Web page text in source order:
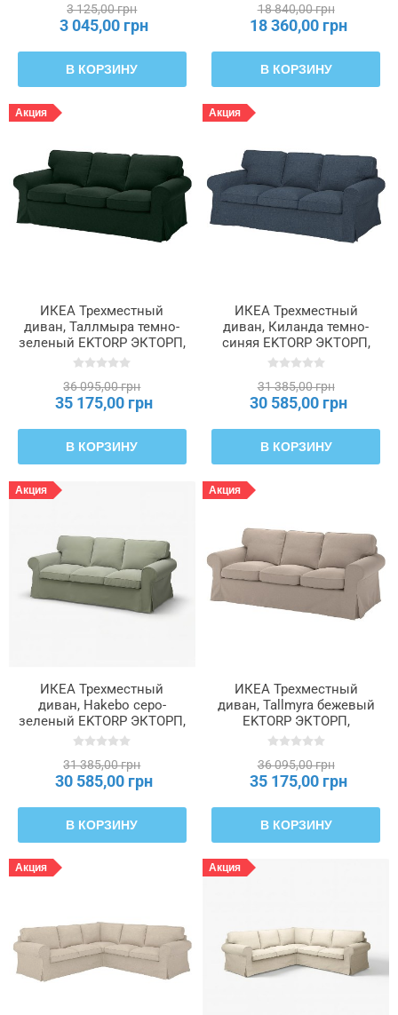
3 125,00 грн
3 045,00 грн
В КОРЗИНУ
18 840,00 грн
18 360,00 грн
В КОРЗИНУ
Акция
ИКЕА Трехместный
диван, Таллмыра темно-
зеленый EKTORP ЭКТОРП,
294.305.37
36 095,00 грн
35 175,00 грн
В КОРЗИНУ
Акция
ИКЕА Трехместный
диван, Киланда темно-
синяя EKTORP ЭКТОРП,
295.090.07
31 385,00 грн
30 585,00 грн
В КОРЗИНУ
Акция
ИКЕА Трехместный
диван, Hakebo серо-
зеленый EKTORP ЭКТОРП,
595.090.01
31 385,00 грн
30 585,00 грн
В КОРЗИНУ
Акция
ИКЕА Трехместный
диван, Tallmyra бежевый
EKTORP ЭКТОРП,
694.305.35
36 095,00 грн
35 175,00 грн
В КОРЗИНУ
Акция Акция